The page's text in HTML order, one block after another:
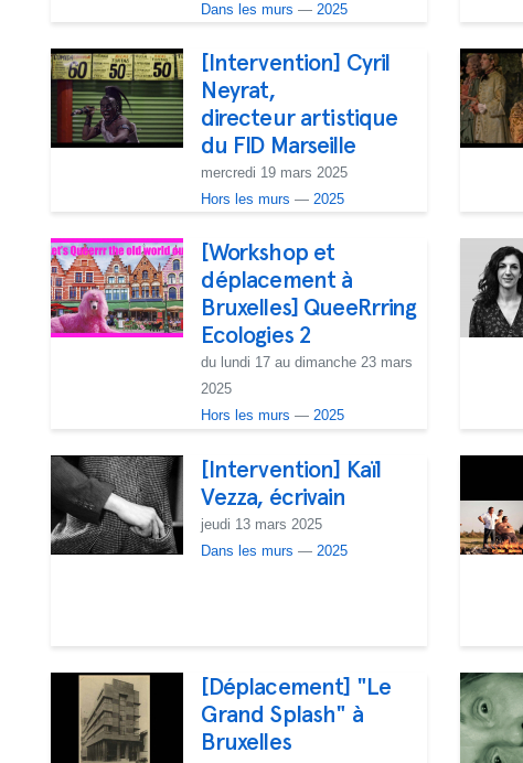
Dans les murs —2025
[Intervention] Cyril
Neyrat,
directeur artistique
du FID Marseille
mercredi 19 mars 2025
Hors les murs —2025
[Workshop et
déplacement à
Bruxelles] QueeRrring
Ecologies 2
du lundi 17 au dimanche 23 mars
2025
Hors les murs —2025
[Intervention] Kaïl
Vezza, écrivain
jeudi 13 mars 2025
Dans les murs —2025
[Déplacement] "Le
Grand Splash" à
Bruxelles